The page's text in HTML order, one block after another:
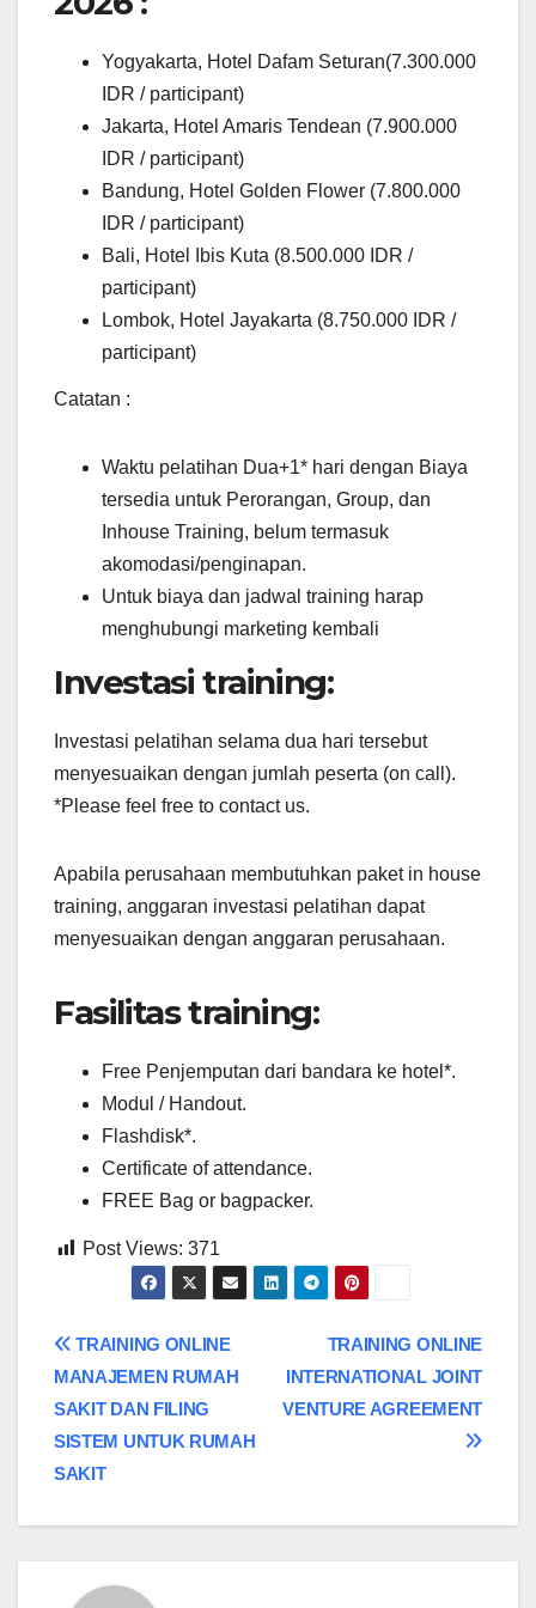
Yogyakarta, Hotel Dafam Seturan(7.300.000
IDR / participant)
Jakarta, Hotel Amaris Tendean (7.900.000
IDR / participant)
Bandung, Hotel Golden Flower (7.800.000
IDR / participant)
Bali, Hotel Ibis Kuta (8.500.000 IDR /
participant)
Lombok, Hotel Jayakarta (8.750.000 IDR /
participant)
Catatan :
Waktu pelatihan Dua+1* hari dengan Biaya
tersedia untuk Perorangan, Group, dan
Inhouse Training, belum termasuk
akomodasi/penginapan.
Untuk biaya dan jadwal training harap
menghubungi marketing kembali
Investasi training:
Investasi pelatihan selama dua hari tersebut
menyesuaikan dengan jumlah peserta (on call).
*Please feel free to contact us.
Apabila perusahaan membutuhkan paket in house
training, anggaran investasi pelatihan dapat
menyesuaikan dengan anggaran perusahaan.
Fasilitas training:
Free Penjemputan dari bandara ke hotel*.
Modul / Handout.
Flashdisk*.
Certificate of attendance.
FREE Bag or bagpacker.
Post Views: 371
Post
navigation
TRAINING ONLINE
INTERNATIONAL JOINT
VENTURE AGREEMENT
TRAINING ONLINE
MANAJEMEN RUMAH
SAKIT DAN FILING
SISTEM UNTUK RUMAH
SAKIT